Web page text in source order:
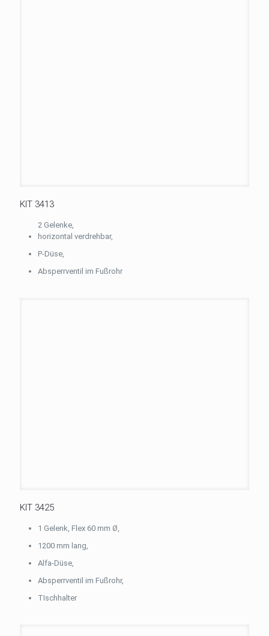
KIT 3413
2 Gelenke,
horizontal verdrehbar,
P-Düse,
Absperrventil im Fußrohr
KIT 3425
1 Gelenk, Flex 60 mm Ø,
1200 mm lang,
Alfa-Düse,
Absperrventil im Fußrohr,
TIschhalter